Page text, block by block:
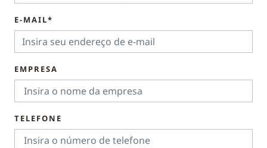
E-MAIL*
EMPRESA
TELEFONE